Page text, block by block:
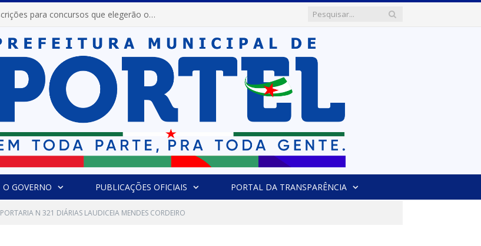
Prefeitura de Portel abre inscrições para concursos que elegerão os destaques do Verão 2026
O GOVERNO PUBLICAÇÕES OFICIAIS PORTAL DA TRANSPARÊNCIA
PORTARIA N 321 DIÁRIAS LAUDICEIA MENDES CORDEIRO